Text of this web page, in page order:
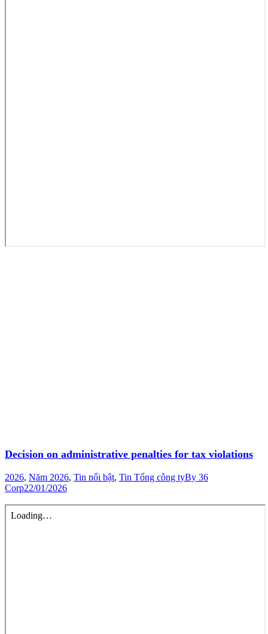
Decision on administrative penalties for tax violations
2026, Năm 2026, Tin nổi bật, Tin Tổng công tyBy 36
Corp22/01/2026